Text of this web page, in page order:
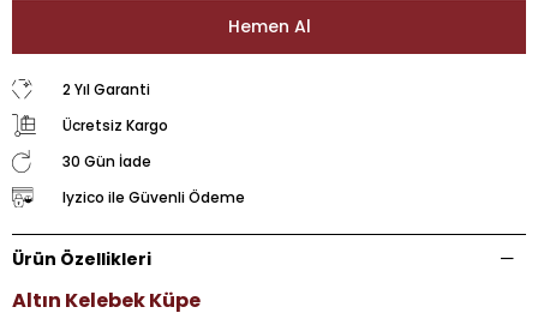
2 Yıl Garanti
Ücretsiz Kargo
30 Gün İade
Iyzico ile Güvenli Ödeme
Ürün Özellikleri
Altın Kelebek Küpe